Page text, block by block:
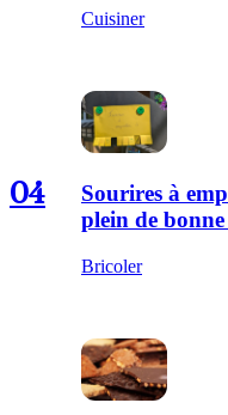
Cuisiner
04
Sourires à
plein de
Bricoler